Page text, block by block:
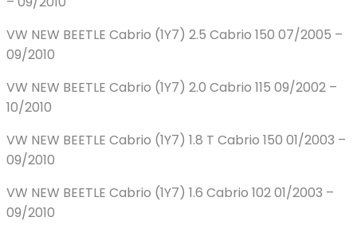
VW NEW BEETLE Cabrio (1Y7) 2.5 Cabrio 150 07/2005 –
09/2010
VW NEW BEETLE Cabrio (1Y7) 2.0 Cabrio 115 09/2002 –
10/2010
VW NEW BEETLE Cabrio (1Y7) 1.8 T Cabrio 150 01/2003 –
09/2010
VW NEW BEETLE Cabrio (1Y7) 1.6 Cabrio 102 01/2003 –
09/2010